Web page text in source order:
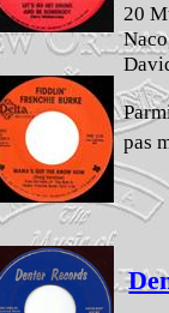
20
pas